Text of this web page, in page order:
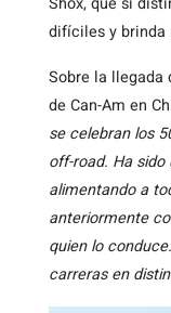
difíciles y brinda
Sobre la llegada
de Can-Am en
se celebran los
off-road. Ha sido
alimentando a
anteriormente
quien lo
carreras en